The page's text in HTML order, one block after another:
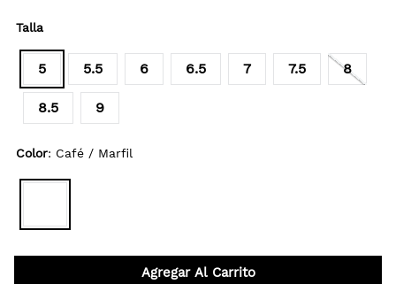
Talla
5 5.5 6 6.5 7 7.5 8
8.5 9
Color: Café / Marfil
Agregar Al Carrito